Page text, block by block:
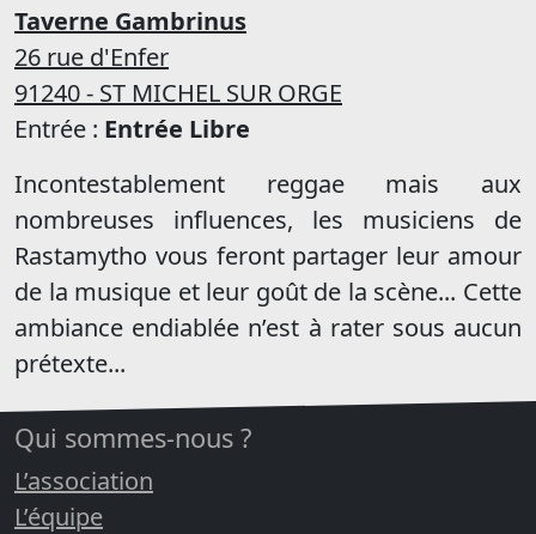
Taverne Gambrinus
26 rue d'Enfer
91240 - ST MICHEL SUR ORGE
Entrée : Entrée Libre
Incontestablement reggae mais aux
nombreuses influences, les musiciens de
Rastamytho vous feront partager leur amour
de la musique et leur goût de la scène... Cette
ambiance endiablée n’est à rater sous aucun
prétexte...
Qui sommes-nous ?
L’association
L’équipe